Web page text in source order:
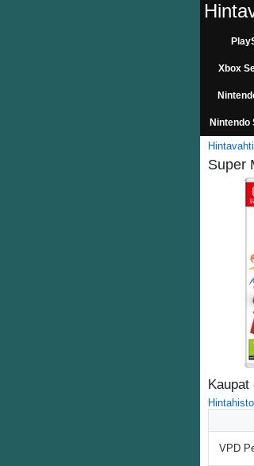
Xbox
Nintendo
Hintavahti
Super
Kaupat
VPD